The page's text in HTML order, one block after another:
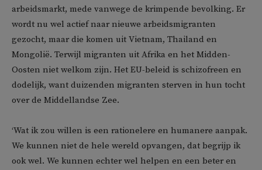
arbeidsmarkt, mede vanwege de krimpende bevolking. Er
wordt nu wel actief naar nieuwe arbeidsmigranten
gezocht, maar die komen uit Vietnam, Thailand en
Mongolië. Terwijl migranten uit Afrika en het Midden-
Oosten niet welkom zijn. Het EU-beleid is schizofreen en
dodelijk, want duizenden migranten sterven in hun tocht
over de Middellandse Zee.
‘Wat ik zou willen is een rationelere en humanere aanpak.
We kunnen niet de hele wereld opvangen, dat begrijp ik
ook wel. We kunnen echter wel helpen en een beter en